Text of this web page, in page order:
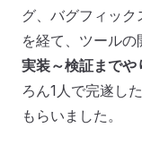
グ、バグフィッ
を経て、ツールの
実装～検証までや
ろん1人で完遂し
もらいました。